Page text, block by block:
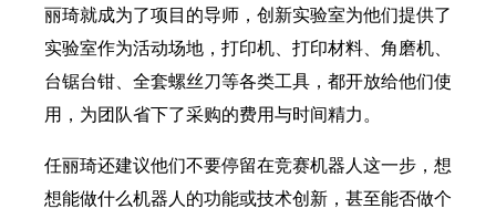
丽琦就成为了项目的导师，创新实验室为他们提供了
实验室作为活动场地，打印机、打印材料、角磨机、
台锯台钳、全套螺丝刀等各类工具，都开放给他们使
用，为团队省下了采购的费用与时间精力。
任丽琦还建议他们不要停留在竞赛机器人这一步，想
想能做什么机器人的功能或技术创新，甚至能否做个